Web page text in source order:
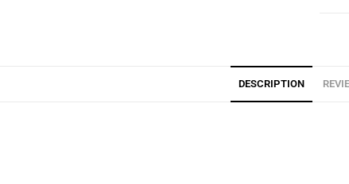
DESCRIPTION